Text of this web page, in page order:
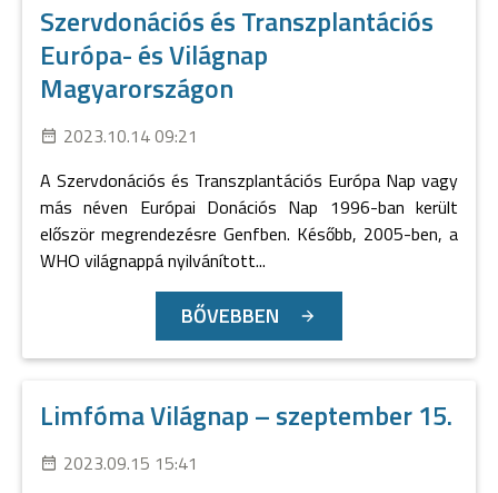
Szervdonációs és Transzplantációs
Európa- és Világnap
Magyarországon
2023.10.14 09:21
A Szervdonációs és Transzplantációs Európa Nap vagy
más néven Európai Donációs Nap 1996-ban került
először megrendezésre Genfben. Később, 2005-ben, a
WHO világnappá nyilvánított...
BŐVEBBEN
Limfóma Világnap – szeptember 15.
2023.09.15 15:41